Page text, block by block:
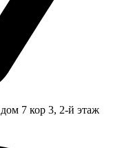
7 кор 3, 2-й этаж